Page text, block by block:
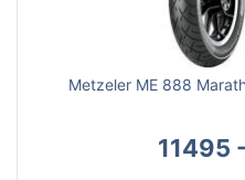
Metzeler ME 888
11495